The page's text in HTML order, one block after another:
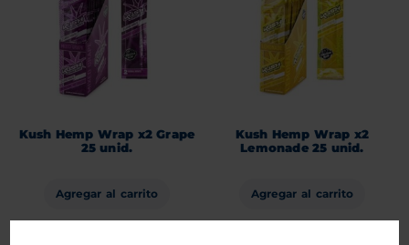
Kush Hemp Wrap x2 Grape
25 unid.
Agregar al carrito
Kush Hemp Wrap x2
Lemonade 25 unid.
Agregar al carrito